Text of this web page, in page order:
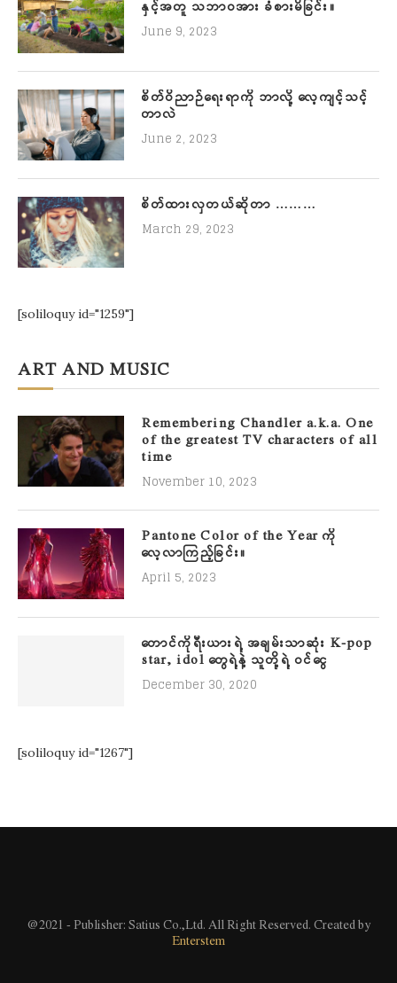
နှင့်အတူ သဘာဝအား ခံစားမိခြင်း။
June 9, 2023
စိတ်ဝိညာဉ်ရေးရာကို ဘာလို့ လေ့ကျင့်သင့်
တာလဲ
June 2, 2023
စိတ်ထားလှတယ်ဆိုတာ ………
March 29, 2023
[soliloquy id="1259"]
ART AND MUSIC
Remembering Chandler a.k.a. One
of the greatest TV characters of all
time
November 10, 2023
Pantone Color of the Year ကို
လေ့လာကြည့်ခြင်း။
April 5, 2023
တောင်ကိုရီးယားရဲ့ အချမ်းသာဆုံး K-pop
star, idol တွေရဲ့နဲ့ သူတို့ရဲ့ ဝင်ငွေ
December 30, 2020
[soliloquy id="1267"]
@2021 - Publisher: Satius Co.,Ltd. All Right Reserved. Created by
Enterstem